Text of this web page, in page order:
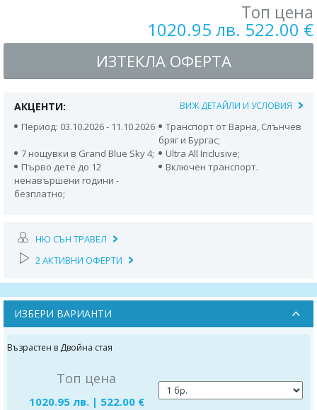
Топ цена
1020.95 лв. 522.00 €
ИЗТЕКЛА ОФЕРТА
АКЦЕНТИ: ВИЖ ДЕТАЙЛИ И УСЛОВИЯ
Период: 03.10.2026 - 11.10.2026
Транспорт от Варна, Слънчев
бряг и Бургас;
7 нощувки в Grand Blue Sky 4;
Ultra All Inclusive;
Първо дете до 12
ненавършени години -
безплатно;
Включен транспорт.
НЮ СЪН ТРАВЕЛ
2 АКТИВНИ ОФЕРТИ
ИЗБЕРИ ВАРИАНТИ
Възрастен в Двойна стая
Топ цена
1020.95 лв. | 522.00 €